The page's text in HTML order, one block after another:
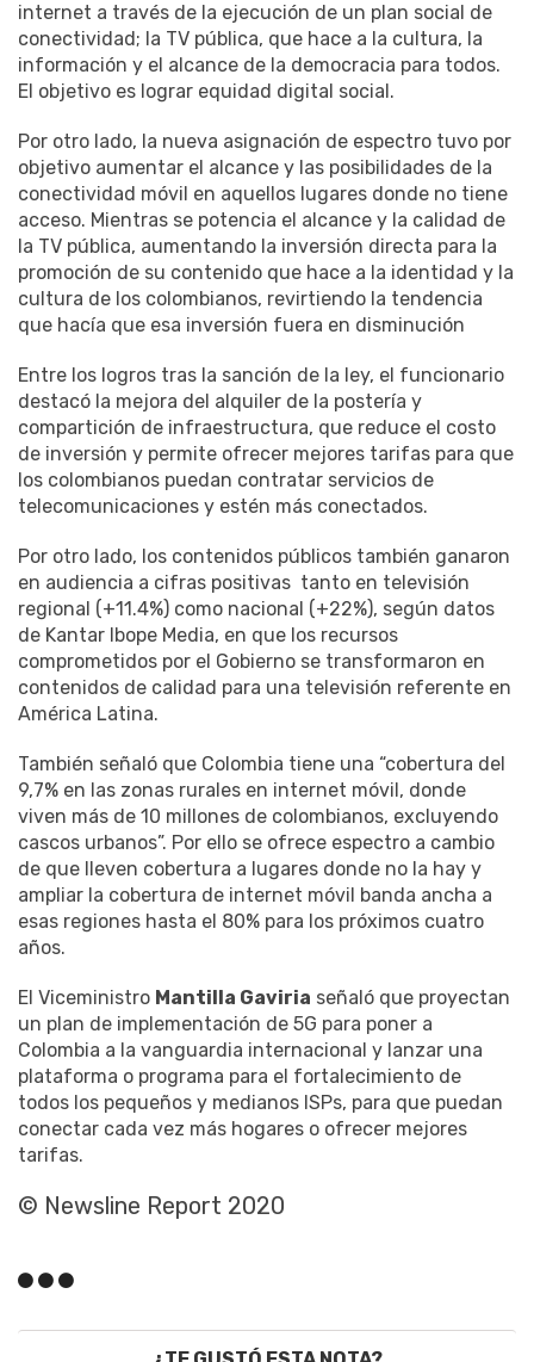
internet a través de la ejecución de un plan social de
conectividad; la TV pública, que hace a la cultura, la
información y el alcance de la democracia para todos.
El objetivo es lograr equidad digital social.
Por otro lado, la nueva asignación de espectro tuvo por
objetivo aumentar el alcance y las posibilidades de la
conectividad móvil en aquellos lugares donde no tiene
acceso. Mientras se potencia el alcance y la calidad de
la TV pública, aumentando la inversión directa para la
promoción de su contenido que hace a la identidad y la
cultura de los colombianos, revirtiendo la tendencia
que hacía que esa inversión fuera en disminución
Entre los logros tras la sanción de la ley, el funcionario
destacó la mejora del alquiler de la postería y
compartición de infraestructura, que reduce el costo
de inversión y permite ofrecer mejores tarifas para que
los colombianos puedan contratar servicios de
telecomunicaciones y estén más conectados.
Por otro lado, los contenidos públicos también ganaron
en audiencia a cifras positivas tanto en televisión
regional (+11.4%) como nacional (+22%), según datos
de Kantar Ibope Media, en que los recursos
comprometidos por el Gobierno se transformaron en
contenidos de calidad para una televisión referente en
América Latina.
También señaló que Colombia tiene una “cobertura del
9,7% en las zonas rurales en internet móvil, donde
viven más de 10 millones de colombianos, excluyendo
cascos urbanos”. Por ello se ofrece espectro a cambio
de que lleven cobertura a lugares donde no la hay y
ampliar la cobertura de internet móvil banda ancha a
esas regiones hasta el 80% para los próximos cuatro
años.
El Viceministro Mantilla Gaviria señaló que proyectan
un plan de implementación de 5G para poner a
Colombia a la vanguardia internacional y lanzar una
plataforma o programa para el fortalecimiento de
todos los pequeños y medianos ISPs, para que puedan
conectar cada vez más hogares o ofrecer mejores
tarifas.
© Newsline Report 2020